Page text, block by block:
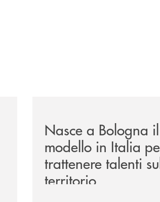
Nasce a Bologna
modello in Italia
trattenere talenti
territorio